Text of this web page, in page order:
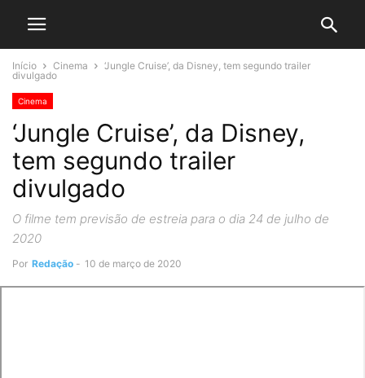
Início Cinema
‘Jungle Cruise’, da Disney, tem segundo trailer
divulgado
Cinema
‘Jungle Cruise’, da Disney,
tem segundo trailer
divulgado
O filme tem previsão de estreia para o dia 24 de julho de
2020
Por Redação - 10 de março de 2020